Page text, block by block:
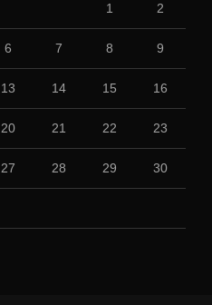
1 2
6 7 8 9
13 14 15 16
20 21 22 23
27 28 29 30